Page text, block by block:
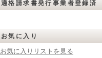
適格請求書発行事業者登録済
お気に入り
お気に入りリストを見る